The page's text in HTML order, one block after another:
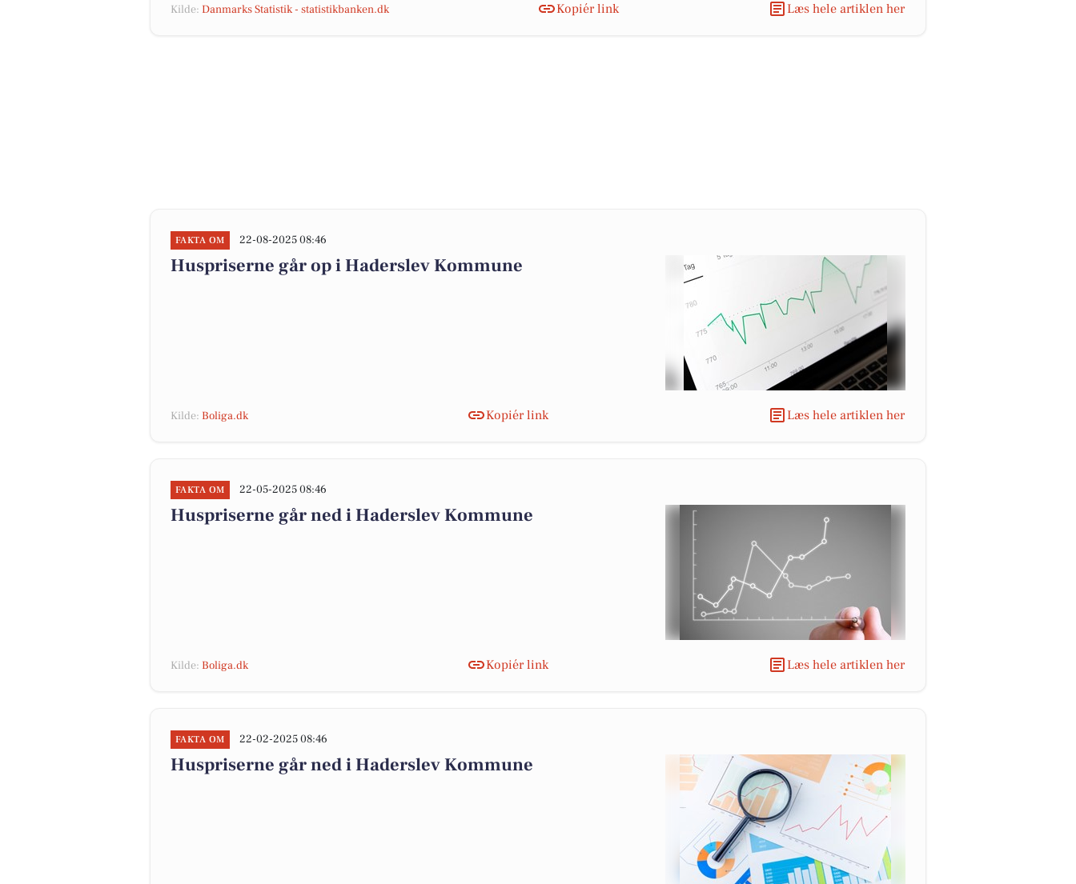
Kilde: Danmarks Statistik - statistikbanken.dk Kopiér link Læs hele artiklen her
FAKTA OM 22-08-2025 08:46
Huspriserne går op i Haderslev Kommune
Kilde: Boliga.dk Kopiér link Læs hele artiklen her
FAKTA OM 22-05-2025 08:46
Huspriserne går ned i Haderslev Kommune
Kilde: Boliga.dk Kopiér link Læs hele artiklen her
FAKTA OM 22-02-2025 08:46
Huspriserne går ned i Haderslev Kommune